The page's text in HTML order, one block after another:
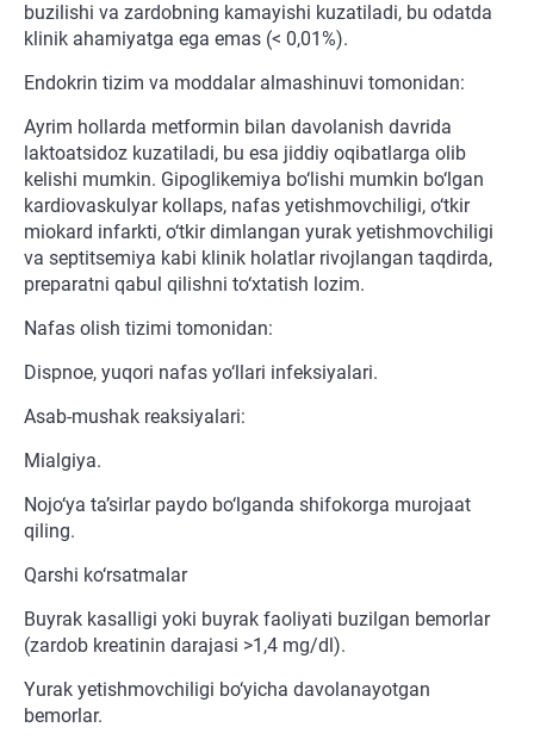
buzilishi va zardobning kamayishi kuzatiladi, bu odatda
klinik ahamiyatga ega emas (< 0,01%).
Endokrin tizim va moddalar almashinuvi tomonidan:
Ayrim hollarda metformin bilan davolanish davrida
laktoatsidoz kuzatiladi, bu esa jiddiy oqibatlarga olib
kelishi mumkin. Gipoglikemiya bo‘lishi mumkin bo‘lgan
kardiovaskulyar kollaps, nafas yetishmovchiligi, o‘tkir
miokard infarkti, o‘tkir dimlangan yurak yetishmovchiligi
va septitsemiya kabi klinik holatlar rivojlangan taqdirda,
preparatni qabul qilishni to‘xtatish lozim.
Nafas olish tizimi tomonidan:
Dispnoe, yuqori nafas yo‘llari infeksiyalari.
Asab-mushak reaksiyalari:
Mialgiya.
Nojo‘ya ta’sirlar paydo bo‘lganda shifokorga murojaat
qiling.
Qarshi ko‘rsatmalar
Buyrak kasalligi yoki buyrak faoliyati buzilgan bemorlar
(zardob kreatinin darajasi >1,4 mg/dl).
Yurak yetishmovchiligi bo‘yicha davolanayotgan
bemorlar.